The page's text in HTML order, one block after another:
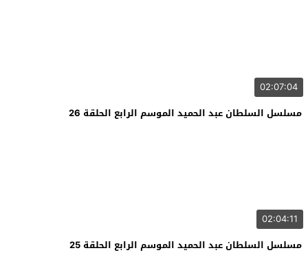
02:07:04
مسلسل السلطان عبد الحميد الموسم الرابع الحلقة 26
02:04:11
مسلسل السلطان عبد الحميد الموسم الرابع الحلقة 25